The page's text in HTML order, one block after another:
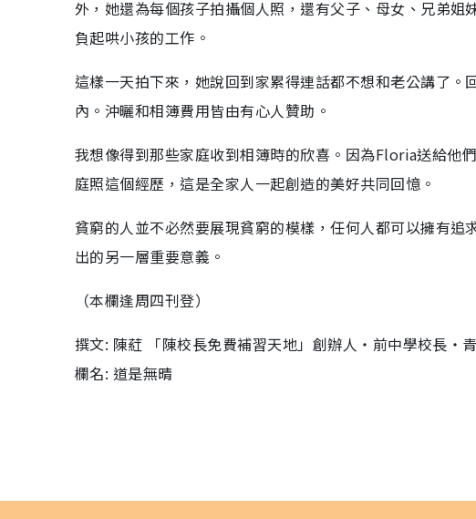
外，她還為每個孩子拍攝個人照，還有父子、母女、兄弟
負起哄小孩的工作。
這樣一天拍下來，她說回到家累得連話都不想和老公講了
內。沖曬和相簿費用皆由有心人贊助。
我想像得到那些家庭收到相簿時的欣喜。因為Floria送給他
庭照這個經歷，這是全家人一起創造的美好共同回憶。
貧窮的人並不必然要展現貧窮的模樣，任何人都可以擁有
出的另一層重要意義。
（本欄逢周四刊登）
撰文: 陳葒 「陳校長免費補習天地」創辦人‧前中學校長‧
欄名: 道是無晴